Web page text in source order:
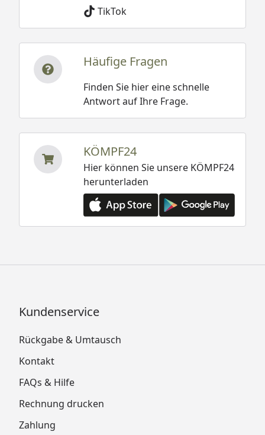
TikTok
Häufige Fragen
Finden Sie hier eine schnelle
Antwort auf Ihre Frage.
KÖMPF24
Hier können Sie unsere KÖMPF24
herunterladen
Kundenservice
Rückgabe & Umtausch
Kontakt
FAQs & Hilfe
Rechnung drucken
Zahlung